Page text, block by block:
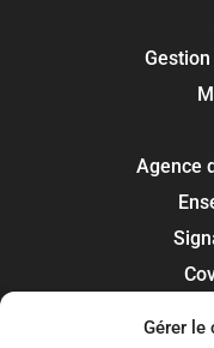
Gérer le
Agence